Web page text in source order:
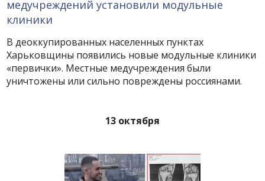
медучреждений установили модульные
клиники
В деоккупированных населенных пунктах
Харьковщины появились новые модульные клиники
«первички». Местные медучреждения были
уничтожены или сильно повреждены россиянами.
13 октября